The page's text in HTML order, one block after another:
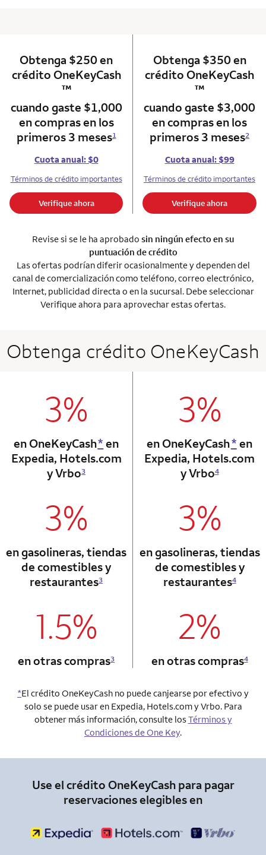
column 1 Onkey card
Obtenga $250 en
crédito OneKeyCashtrademark
™
cuando gaste $1,000
en compras en los
primeros 3 meses1
Cuota anual: $0
Términos de crédito importantes
Verifique ahora
column 2
Obtenga $350 en
crédito OneKeyCash
™
cuando gaste $3,000
en compras en los
primeros 3 meses2
Cuota anual: $99
Términos de crédito importantes
Verifique ahora
Revise si se le ha aprobado sin ningún efecto en su
puntuación de crédito
Las ofertas podrían diferir ocasionalmente y dependen del
canal de comercialización como teléfono, correo electrónico,
Internet, publicidad directa o en la sucursal. Debe seleccionar
Verifique ahora para aprovechar estas ofertas.
Obtenga crédito OneKeyCash
column 1 Onkey card
3%
en OneKeyCash* en
Expedia, Hotels.com
y Vrbo3
column 2
3%
en OneKeyCash* en
Expedia, Hotels.com
y Vrbo4
column 1 Onkey card
3%
en gasolineras, tiendas
de comestibles y
restaurantes3
column 2
3%
en gasolineras, tiendas
de comestibles y
restaurantes4
column 1 Onkey card
1.5%
en otras compras3
column 2
2%
en otras compras4
*El crédito OneKeyCash no puede canjearse por efectivo y
solo se puede usar en Expedia, Hotels.com y Vrbo. Para
obtener más información, consulte losTérminos y
Condiciones de One Key.
Use el crédito OneKeyCash para pagar
reservaciones elegibles en